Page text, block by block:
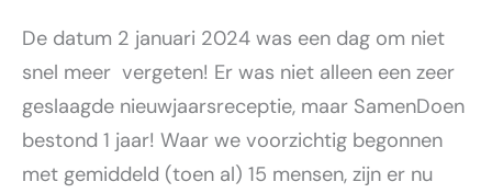
De datum 2 januari 2024 was een dag om niet
snel meer vergeten! Er was niet alleen een zeer
geslaagde nieuwjaarsreceptie, maar SamenDoen
bestond 1 jaar! Waar we voorzichtig begonnen
met gemiddeld (toen al) 15 mensen, zijn er nu